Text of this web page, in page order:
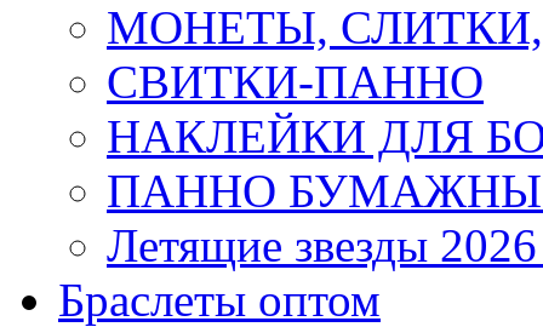
МОНЕТЫ,
СВИТКИ-ПАННО
НАКЛЕЙКИ ДЛЯ
ПАННО
Летящие звезды
Браслеты оптом